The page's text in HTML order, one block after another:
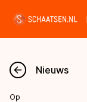
Nieuws
Nieuws
Op